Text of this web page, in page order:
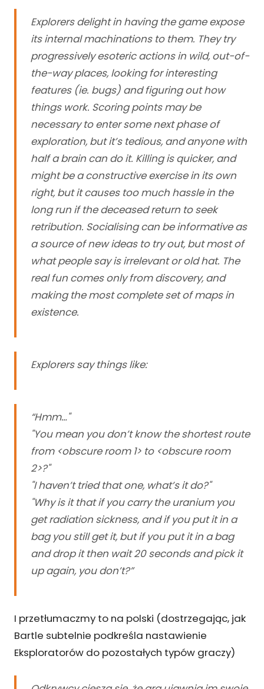
Explorers delight in having the game expose
its internal machinations to them. They try
progressively esoteric actions in wild, out-of-
the-way places, looking for interesting
features (ie. bugs) and figuring out how
things work. Scoring points may be
necessary to enter some next phase of
exploration, but it’s tedious, and anyone with
half a brain can do it. Killing is quicker, and
might be a constructive exercise in its own
right, but it causes too much hassle in the
long run if the deceased return to seek
retribution. Socialising can be informative as
a source of new ideas to try out, but most of
what people say is irrelevant or old hat. The
real fun comes only from discovery, and
making the most complete set of maps in
existence.
Explorers say things like:
“Hmm…"
"You mean you don’t know the shortest route
from <obscure room 1> to <obscure room
2>?"
"I haven’t tried that one, what’s it do?"
"Why is it that if you carry the uranium you
get radiation sickness, and if you put it in a
bag you still get it, but if you put it in a bag
and drop it then wait 20 seconds and pick it
up again, you don’t?”
I przetłumaczmy to na polski (dostrzegając, jak
Bartle subtelnie podkreśla nastawienie
Eksploratorów do pozostałych typów graczy)